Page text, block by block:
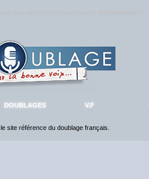
DOUBLAGES V.F
, le site référence du doublage français.